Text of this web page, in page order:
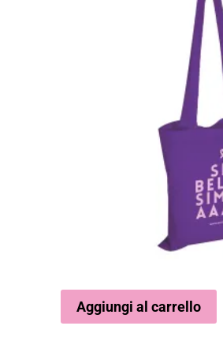
Aggiungi al carrello